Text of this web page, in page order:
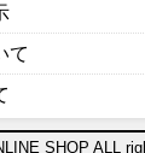
て
SHOP ALL